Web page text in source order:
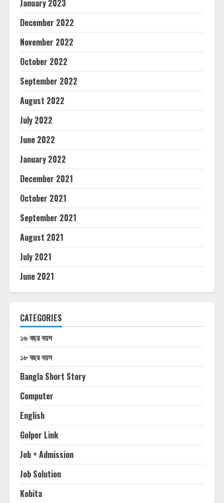
January 2023
December 2022
November 2022
October 2022
September 2022
August 2022
July 2022
June 2022
January 2022
December 2021
October 2021
September 2021
August 2021
July 2021
June 2021
CATEGORIES
১৬ বছর বয়স
১৮ বছর বয়স
Bangla Short Story
Computer
English
Golper Link
Job + Admission
Job Solution
Kobita